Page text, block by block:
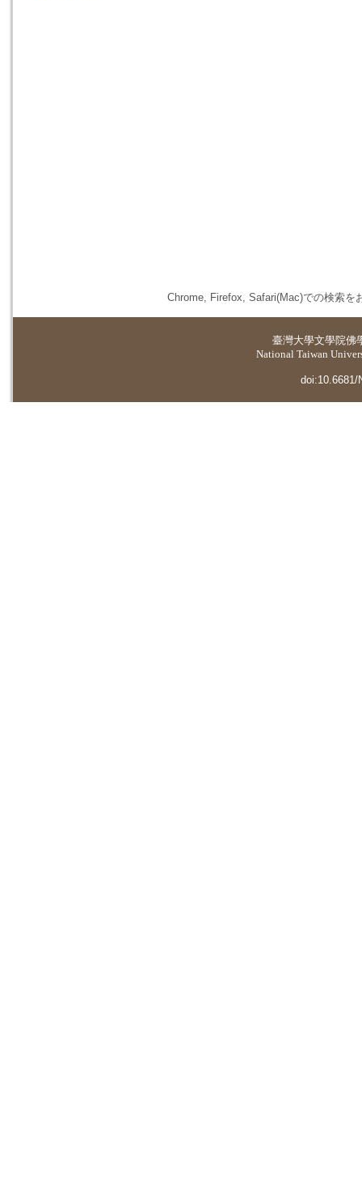
Chrome, Firefox, Safari(Mac)での検索を
臺灣大學文學院佛
National Taiwan
doi:10.6681/